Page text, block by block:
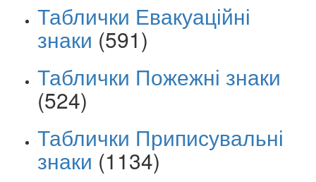
Таблички Евакуаційні
знаки (591)
Таблички Пожежні знаки
(524)
Таблички Приписувальні
знаки (1134)